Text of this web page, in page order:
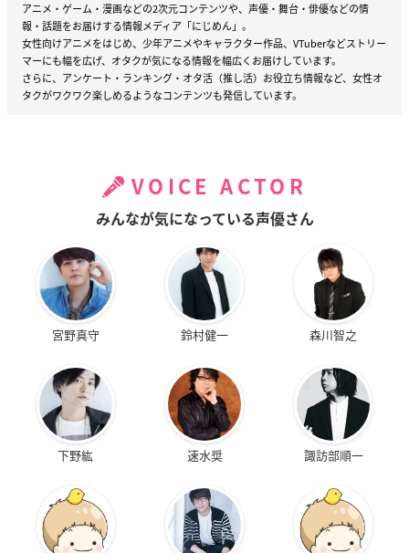
アニメ・ゲーム・漫画などの2次元コンテンツや、声優・舞台・俳優などの情
報・話題をお届けする情報メディア「にじめん」。
女性向けアニメをはじめ、少年アニメやキャラクター作品、VTuberなどストリー
マーにも幅を広げ、オタクが気になる情報を幅広くお届けしています。
さらに、アンケート・ランキング・オタ活（推し活）お役立ち情報など、女性オ
タクがワクワク楽しめるようなコンテンツも発信しています。
VOICE ACTOR
みんなが気になっている声優さん
宮野真守 鈴村健一 森川智之
下野紘 速水奨 諏訪部順一